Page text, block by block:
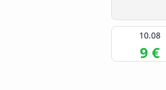
10.08
9 €